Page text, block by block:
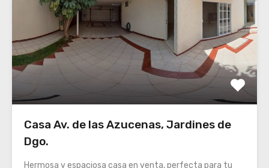
Casa Av. de las Azucenas, Jardines de
Dgo.
Hermosa y espaciosa casa en venta, perfecta para tu